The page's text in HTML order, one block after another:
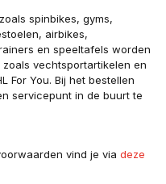
spinbikes, gyms,
airbikes,
en speeltafels worden
zoals vechtsportartikelen en
For You. Bij het bestellen
servicepunt in de buurt te
vind je via deze